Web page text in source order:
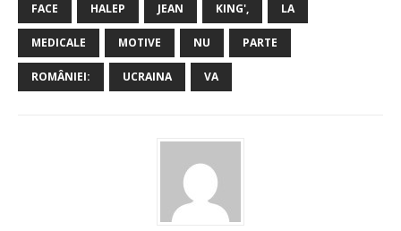
FACE HALEP JEAN KING', LA
MEDICALE MOTIVE NU PARTE
ROMÂNIEI: UCRAINA VA